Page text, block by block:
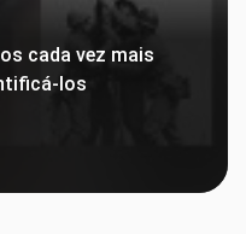
cada vez mais
los
marcas mais usadas
veja lista